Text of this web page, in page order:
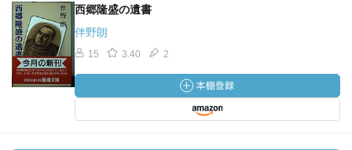
西郷隆盛の遺書
伴野朗
15 3.40 2